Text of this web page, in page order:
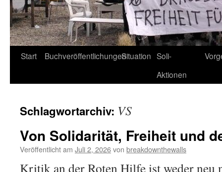
Start BuchveröffentlichungenSituation Soli-
Aktionen
Schlagwortarchiv: VS
Von Solidarität, Freiheit und
Veröffentlicht am Juli 2, 2026von breakdownthewalls
Kritik an der Roten Hilfe ist weder neu